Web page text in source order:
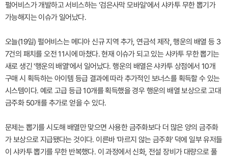
펄어비스가 개발하고 서비스하는 '검은사막 모바일'에서 샤카투 무한 뽑기가
가능해지는 이슈가 일어났다.
오늘(19일) 펄어비스는 메디아 신규 지역 추가, 연금석 제작, 행운의 배열 등 3
7건의 패치를 오전 11시에 마쳤다. 현재 이슈가 되고 있는 샤카투 무한 뽑기는
새로 생긴 '행운의 배열'에서 일어났다. 행운의 배열은 샤카투 상점에서 10개
구매 시 획득하는 아이템 등급 결과에 따라 추가적인 보너스를 획득할 수 있는
시스템이다. 예로 고급 등급 10개를 획득했을 경우 행운의 배열 보상으로 고대
금주화 50개를 추가로 얻을 수 있다.
문제는 뽑기를 시도해 배열만 맞으면 사용한 금주화보다 더 많은 양의 금주화
가 보상으로 지급됐다는 것이다. 이른바 '마르지 않는 금주화' 덕에 일부 유저들
이 샤카투 뽑기를 무한 반복했다. 이 과정에서 신화, 전설 장비가 대량으로 풀